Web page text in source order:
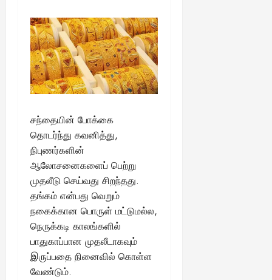
சந்தையின் போக்கை
தொடர்ந்து கவனித்து,
நிபுணர்களின்
ஆலோசனைகளைப் பெற்று
முதலீடு செய்வது சிறந்தது.
தங்கம் என்பது வெறும்
நகைக்கான பொருள் மட்டுமல்ல,
நெருக்கடி காலங்களில்
பாதுகாப்பான முதலீடாகவும்
இருப்பதை நினைவில் கொள்ள
வேண்டும்.